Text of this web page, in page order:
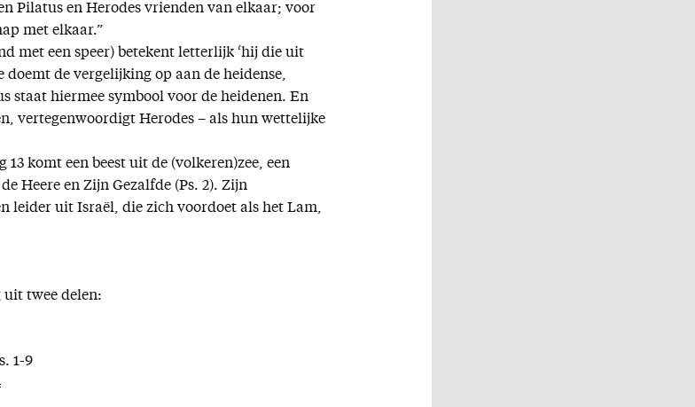
Pilatus en Herodes vrienden van elkaar; voor
met elkaar.”
met een speer) betekent letterlijk ‘hij die uit
doemt de vergelijking op aan de heidense,
staat hiermee symbool voor de heidenen. En
vertegenwoordigt Herodes – als hun wettelijke
komt een beest uit de (volkeren)zee, een
Heere en Zijn Gezalfde (Ps. 2). Zijn
leider uit Israël, die zich voordoet als het Lam,
uit twee delen:
1-9